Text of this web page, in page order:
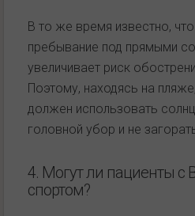
В то же время известно,
пребывание под прямыми
увеличивает риск
Поэтому, находясь на
должен использовать
головной убор и не
4. Могут ли пациенты с
спортом?